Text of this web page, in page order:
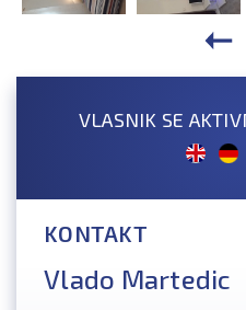
VLASNIK SE
KONTAKT
Vlado Martedic